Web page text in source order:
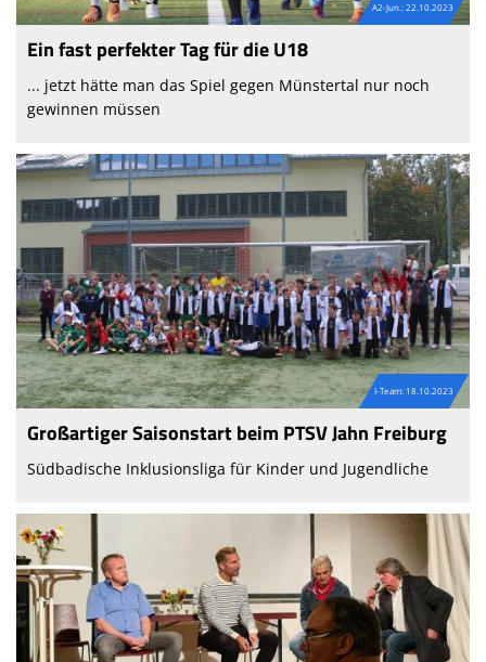
A2-Jun.: 22.10.2023
Ein fast perfekter Tag für die U18
... jetzt hätte man das Spiel gegen Münstertal nur noch
gewinnen müssen
I-Team: 18.10.2023
Großartiger Saisonstart beim PTSV Jahn Freiburg
Südbadische Inklusionsliga für Kinder und Jugendliche